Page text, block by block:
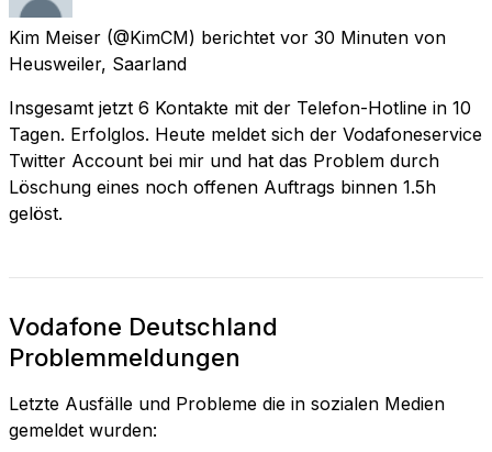
Kim Meiser (@KimCM) berichtet vor 30 Minuten von
Heusweiler, Saarland
Insgesamt jetzt 6 Kontakte mit der Telefon-Hotline in 10
Tagen. Erfolglos. Heute meldet sich der Vodafoneservice
Twitter Account bei mir und hat das Problem durch
Löschung eines noch offenen Auftrags binnen 1.5h
gelöst.
Vodafone Deutschland
Problemmeldungen
Letzte Ausfälle und Probleme die in sozialen Medien
gemeldet wurden: